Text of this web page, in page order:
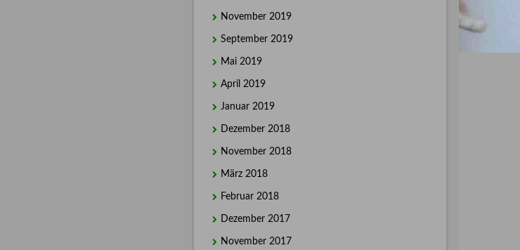
November 2019
September 2019
Mai 2019
April 2019
Januar 2019
Dezember 2018
November 2018
März 2018
Februar 2018
Dezember 2017
November 2017